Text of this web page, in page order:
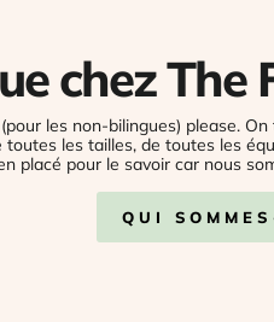
chez
les non-bilingues) please.
toutes les tailles, de toutes les
placé pour le savoir car nous
QUI